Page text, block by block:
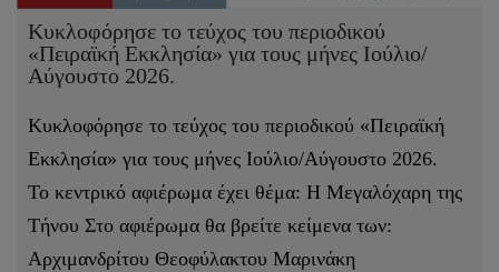
Κυκλοφόρησε το τεύχος του περιοδικού
«Πειραϊκή Εκκλησία» για τους μήνες Ιούλιο/
Αύγουστο 2026.
Κυκλοφόρησε το τεύχος του περιοδικού «Πειραϊκή
Εκκλησία» για τους μήνες Ιούλιο/Αύγουστο 2026.
Το κεντρικό αφιέρωμα έχει θέμα: Η Μεγαλόχαρη της
Τήνου Στο αφιέρωμα θα βρείτε κείμενα των:
Αρχιμανδρίτου Θεοφύλακτου Μαρινάκη